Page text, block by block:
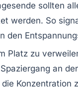
sollten
werden. So
den
Platz zu
an
Konzentration